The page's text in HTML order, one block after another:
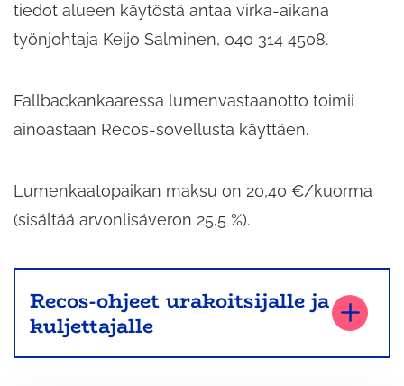
tiedot alueen käytöstä antaa virka-aikana
työnjohtaja Keijo Salminen, 040 314 4508.
Fallbackankaaressa lumenvastaanotto toimii
ainoastaan Recos-sovellusta käyttäen.
Lumenkaatopaikan maksu on 20,40 €/kuorma
(sisältää arvonlisäveron 25,5 %).
Recos-ohjeet urakoitsijalle ja
kuljettajalle